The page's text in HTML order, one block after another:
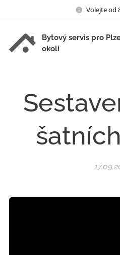
Volejte od
Bytový servis pro
okolí